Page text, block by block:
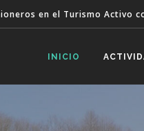
en el Turismo Activo
INICIO